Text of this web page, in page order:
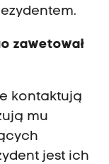
zawetował
kontaktują
mu
jest ich